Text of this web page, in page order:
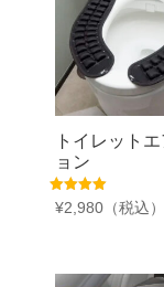
トイレット
ョン
5段階中
5.00
¥2,980（税込）